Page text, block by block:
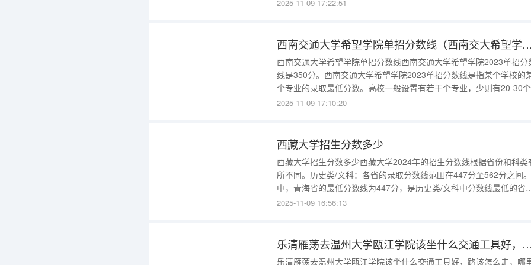
2025-11-09 17:22:51
西南交通大学希望学院单招分数线（西南交大希望学院录取分数线）
西南交通大学希望学院单招分数线西南交通大学希望学院2023单招分
线是350分。西南交通大学希望学院2023单招分数线是指某个学校的
个专业的录取最低分数。高校一般设置有若干个专业，少则有20-30
业，多则有70-80个专业，有的甚至超过100个专业。学校按照招生章程
2025-11-09 17:10:20
西藏大学招生分数多少
西藏大学招生分数多少西藏大学2024年的招生分数线根据省份和科类
所不同。历史类/文科：各省的录取分数线范围在447分至562分之间
中，青海省的最低分数线为447分，是历史类/文科中分数线最低的省
份；江西省的最高分数线为562分，是历史类/文科中分数线最高的省
2025-11-09 16:56:13
乐清雁荡去温州大学瓯江学院该坐什么交通工具好，路该怎么走，哪里下车
乐清雁荡去温州大学瓯江学院该坐什么交通工具好，路该怎么走，哪